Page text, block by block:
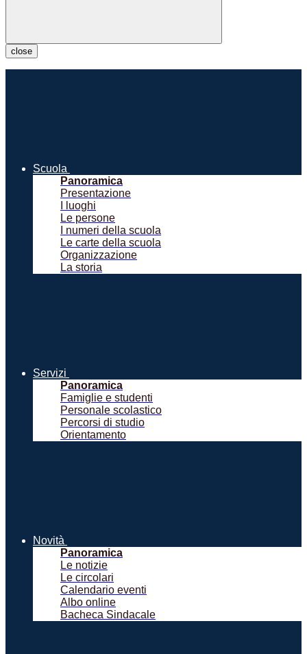
close
Scuola
Panoramica
Presentazione
I luoghi
Le persone
I numeri della scuola
Le carte della scuola
Organizzazione
La storia
Servizi
Panoramica
Famiglie e studenti
Personale scolastico
Percorsi di studio
Orientamento
Novità
Panoramica
Le notizie
Le circolari
Calendario eventi
Albo online
Bacheca Sindacale